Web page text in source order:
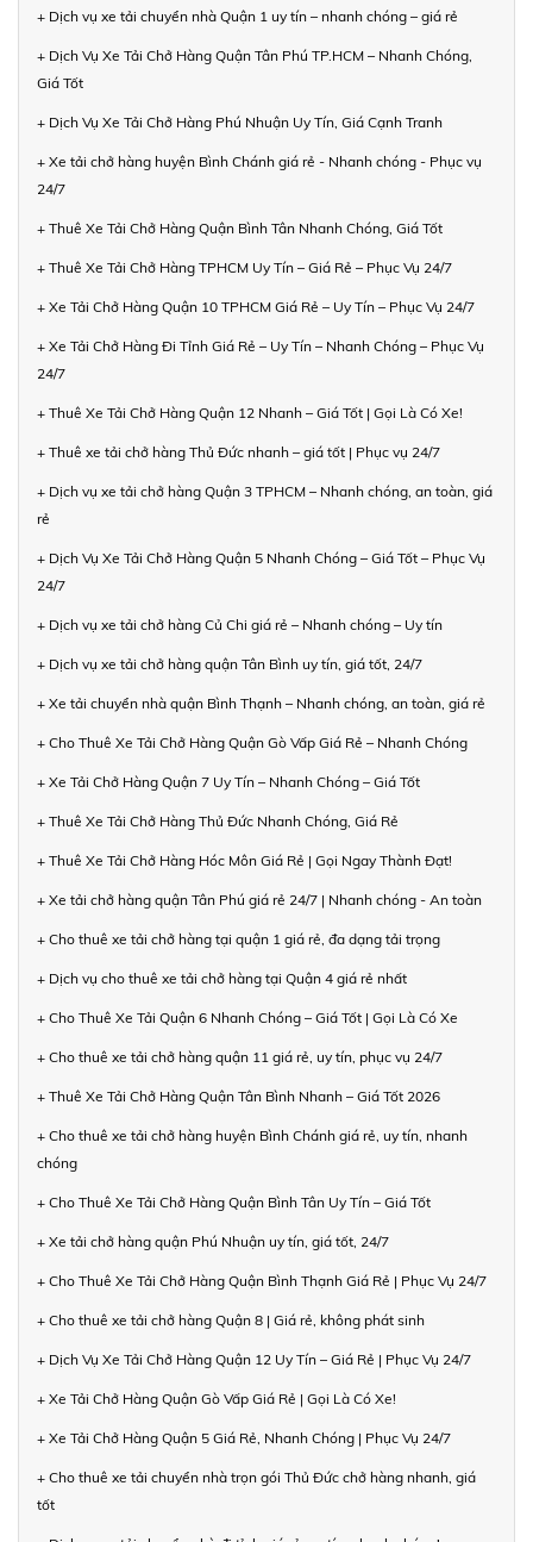
+ Dịch vụ xe tải chuyển nhà Quận 1 uy tín – nhanh chóng – giá rẻ
+ Dịch Vụ Xe Tải Chở Hàng Quận Tân Phú TP.HCM – Nhanh Chóng,
Giá Tốt
+ Dịch Vụ Xe Tải Chở Hàng Phú Nhuận Uy Tín, Giá Cạnh Tranh
+ Xe tải chở hàng huyện Bình Chánh giá rẻ - Nhanh chóng - Phục vụ
24/7
+ Thuê Xe Tải Chở Hàng Quận Bình Tân Nhanh Chóng, Giá Tốt
+ Thuê Xe Tải Chở Hàng TPHCM Uy Tín – Giá Rẻ – Phục Vụ 24/7
+ Xe Tải Chở Hàng Quận 10 TPHCM Giá Rẻ – Uy Tín – Phục Vụ 24/7
+ Xe Tải Chở Hàng Đi Tỉnh Giá Rẻ – Uy Tín – Nhanh Chóng – Phục Vụ
24/7
+ Thuê Xe Tải Chở Hàng Quận 12 Nhanh – Giá Tốt | Gọi Là Có Xe!
+ Thuê xe tải chở hàng Thủ Đức nhanh – giá tốt | Phục vụ 24/7
+ Dịch vụ xe tải chở hàng Quận 3 TPHCM – Nhanh chóng, an toàn, giá
rẻ
+ Dịch Vụ Xe Tải Chở Hàng Quận 5 Nhanh Chóng – Giá Tốt – Phục Vụ
24/7
+ Dịch vụ xe tải chở hàng Củ Chi giá rẻ – Nhanh chóng – Uy tín
+ Dịch vụ xe tải chở hàng quận Tân Bình uy tín, giá tốt, 24/7
+ Xe tải chuyển nhà quận Bình Thạnh – Nhanh chóng, an toàn, giá rẻ
+ Cho Thuê Xe Tải Chở Hàng Quận Gò Vấp Giá Rẻ – Nhanh Chóng
+ Xe Tải Chở Hàng Quận 7 Uy Tín – Nhanh Chóng – Giá Tốt
+ Thuê Xe Tải Chở Hàng Thủ Đức Nhanh Chóng, Giá Rẻ
+ Thuê Xe Tải Chở Hàng Hóc Môn Giá Rẻ | Gọi Ngay Thành Đạt!
+ Xe tải chở hàng quận Tân Phú giá rẻ 24/7 | Nhanh chóng - An toàn
+ Cho thuê xe tải chở hàng tại quận 1 giá rẻ, đa dạng tải trọng
+ Dịch vụ cho thuê xe tải chở hàng tại Quận 4 giá rẻ nhất
+ Cho Thuê Xe Tải Quận 6 Nhanh Chóng – Giá Tốt | Gọi Là Có Xe
+ Cho thuê xe tải chở hàng quận 11 giá rẻ, uy tín, phục vụ 24/7
+ Thuê Xe Tải Chở Hàng Quận Tân Bình Nhanh – Giá Tốt 2026
+ Cho thuê xe tải chở hàng huyện Bình Chánh giá rẻ, uy tín, nhanh
chóng
+ Cho Thuê Xe Tải Chở Hàng Quận Bình Tân Uy Tín – Giá Tốt
+ Xe tải chở hàng quận Phú Nhuận uy tín, giá tốt, 24/7
+ Cho Thuê Xe Tải Chở Hàng Quận Bình Thạnh Giá Rẻ | Phục Vụ 24/7
+ Cho thuê xe tải chở hàng Quận 8 | Giá rẻ, không phát sinh
+ Dịch Vụ Xe Tải Chở Hàng Quận 12 Uy Tín – Giá Rẻ | Phục Vụ 24/7
+ Xe Tải Chở Hàng Quận Gò Vấp Giá Rẻ | Gọi Là Có Xe!
+ Xe Tải Chở Hàng Quận 5 Giá Rẻ, Nhanh Chóng | Phục Vụ 24/7
+ Cho thuê xe tải chuyển nhà trọn gói Thủ Đức chở hàng nhanh, giá
tốt